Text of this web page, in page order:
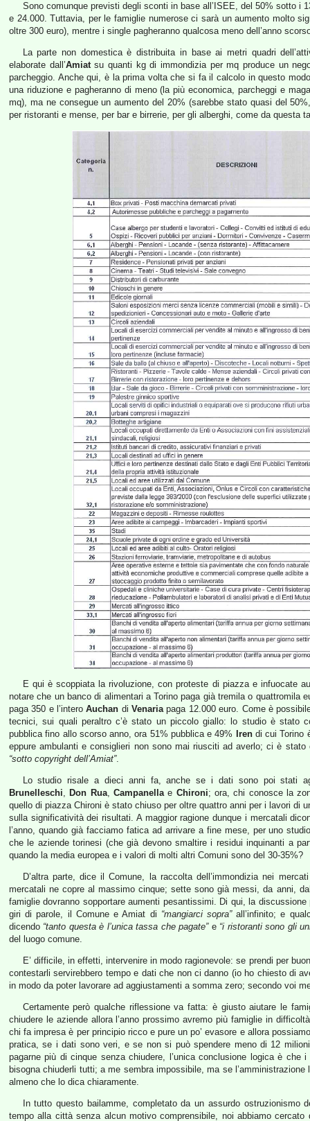
Sono comunque previsti degli sconti in base all’ISEE, del 50% sotto i
e 24.000. Tuttavia, per le famiglie numerose ci sarà un aumento molto
oltre 300 euro), mentre i single pagheranno qualcosa meno dell’anno
La parte non domestica è distribuita in base ai metri quadri
elaborate dall’Amiatsu quanti kg di immondizia per mq produce un
parcheggio. Anche qui, è la prima volta che si fa il calcolo in questo
una riduzione e pagheranno di meno (la più economica, parcheggi e
mq), ma ne consegue un aumento del 20% (sarebbe stato quasi del
per ristoranti e mense, per bar e birrerie, per gli alberghi, come da questa
E qui è scoppiata la rivoluzione, con proteste di piazza e infuocate
notare che un banco di alimentari a Torino paga già tremila o quattromila
paga 350 e l’interoAuchan diVenariapaga 12.000 euro. Come è
tecnici, sui quali peraltro c’è stato un piccolo giallo: lo studio è stato
pubblica fino allo scorso anno, ora 51% pubblica e 49%
Irendi cui Torino
eppure ambulanti e consiglieri non sono mai riusciti ad averlo; ci è
“sotto copyright dell’Amiat”.
Lo studio risale a dieci anni fa, anche se i dati sono poi stati
Brunelleschi, Don Rua,Campanellae Chironi; ora, chi conosce la
quello di piazza Chironi è stato chiuso per oltre quattro anni per i lavori di
sulla significatività dei risultati. A maggior ragione dunque i mercatali
l’anno, quando già facciamo fatica ad arrivare a fine mese, per uno
che le aziende torinesi (che già devono smaltire i residui inquinanti a
quando la media europea e i valori di molti altri Comuni sono del 30-35%?
D’altra parte, dice il Comune, la raccolta dell’immondizia nei
mercatali ne copre al massimo cinque; sette sono già messi, da anni,
famiglie dovranno sopportare aumenti pesantissimi. Di qui, la
giri di parole, il Comune e Amiat di “mangiarci sopra”all’infinito; e
dicendo “tanto questa è l’unica tassa che pagate”e “i ristoranti sono gli
del luogo comune.
E’ difficile, in effetti, intervenire in modo ragionevole: se prendi per
contestarli servirebbero tempo e dati che non ci danno (io ho chiesto di
in modo da poter lavorare ad aggiustamenti a somma zero; secondo voi
Certamente però qualche riflessione va fatta: è giusto aiutare le
chiudere le aziende allora l’anno prossimo avremo più famiglie in
chi fa impresa è per principio ricco e pure un po’ evasore e allora
pratica, se i dati sono veri, e se non si può spendere meno di 12
pagarne più di cinque senza chiudere, l’unica conclusione logica è
bisogna chiuderli tutti; a me sembra impossibile, ma se
almeno che lo dica chiaramente.
In tutto questo bailamme, completato da un assurdo
tempo alla città senza alcun motivo comprensibile, noi abbiamo